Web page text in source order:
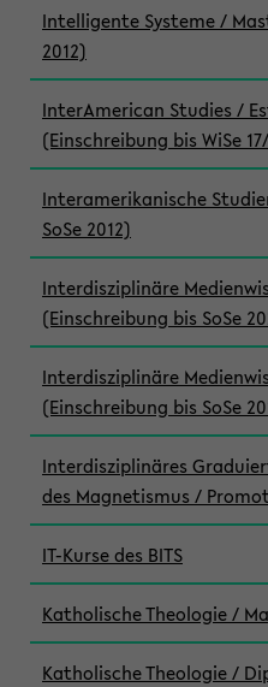
Intelligente Systeme /
2012)
InterAmerican Studies /
(Einschreibung bis WiSe
Interamerikanische
SoSe 2012)
Interdisziplinäre
(Einschreibung bis SoSe
Interdisziplinäre
(Einschreibung bis SoSe
Interdisziplinäres
des Magnetismus /
IT-Kurse des BITS
Katholische Theologie /
Katholische Theologie /